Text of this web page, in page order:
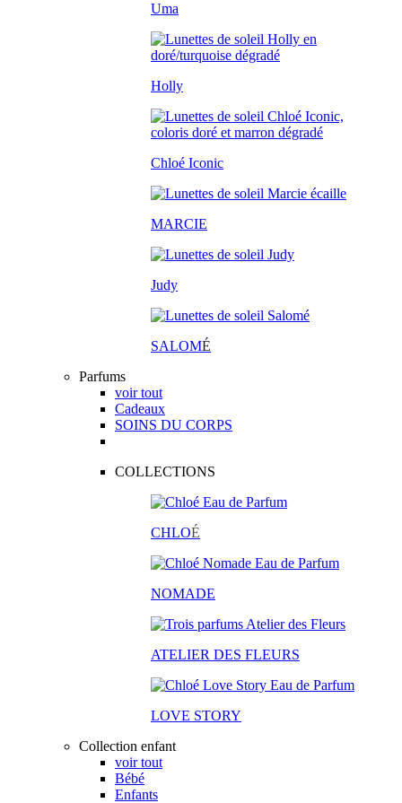
Uma
Holly
Chloé Iconic
MARCIE
Judy
SALOMÉ
Parfums
voir tout
Cadeaux
SOINS DU CORPS
COLLECTIONS
CHLOÉ
NOMADE
ATELIER DES FLEURS
LOVE STORY
Collection enfant
voir tout
Bébé
Enfants